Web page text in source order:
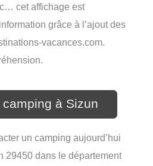
cet affichage est
grâce à l’ajout des
vacances.com.
à Sizun
un camping aujourd’hui
29450 dans le département